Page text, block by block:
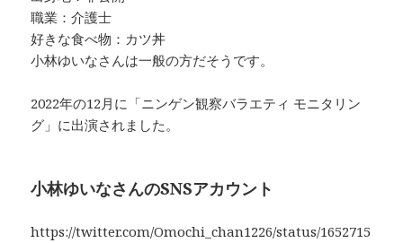
職業：介護士
好きな食べ物：カツ丼
小林ゆいなさんは一般の方だそうです。
2022年の12月に「ニンゲン観察バラエティ モニタリン
グ」に出演されました。
小林ゆいなさんのSNSアカウント
https://twitter.com/Omochi_chan1226/status/1652715